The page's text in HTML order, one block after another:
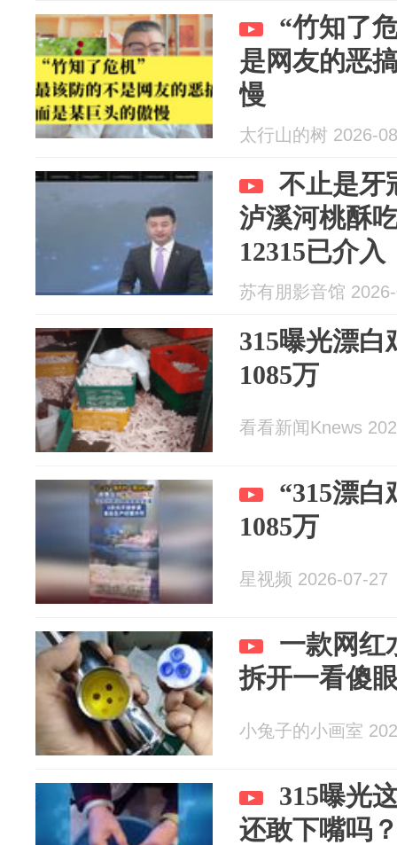
“竹知了
是网友的恶
慢
太行山的树 2026-
不止是牙
泸溪河桃酥
12315已介入
苏有朋影音馆
315曝光漂
1085万
看看新闻Knews
“315漂
1085万
星视频 2026-07-27
一款网红
拆开一看傻
小兔子的小画室
315曝光
还敢下嘴吗